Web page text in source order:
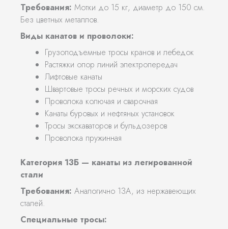
Требования: Мотки до 15 кг, диаметр до 150 см.
Без цветных металлов.
Виды канатов и проволоки:
Грузоподъемные тросы кранов и лебедок
Растяжки опор линий электропередач
Лифтовые канаты
Швартовые тросы речных и морских судов
Проволока колючая и сварочная
Канаты буровых и нефтяных установок
Тросы экскаваторов и бульдозеров
Проволока пружинная
Категория 13Б — канаты из легированной
стали
Требования: Аналогично 13А, из нержавеющих
сталей.
Специальные тросы: